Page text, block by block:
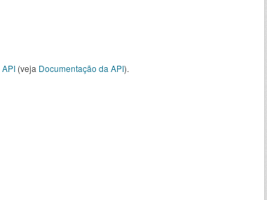
API (veja Documentação da API).